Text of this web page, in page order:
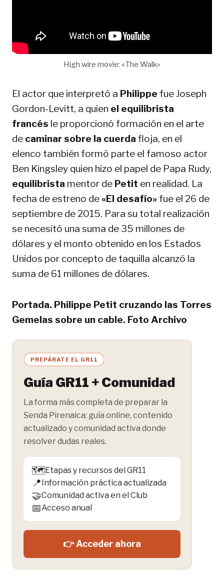
High wire movie: «The Walk»
El actor que interpretó a Philippe fue Joseph
Gordon-Levitt, a quien el equilibrista
francés le proporcionó formación en el arte
de caminar sobre la cuerda floja, en el
elenco también formó parte el famoso actor
Ben Kingsley quien hizo el papel de Papa Rudy,
equilibrista mentor de Petit en realidad. La
fecha de estreno de «El desafío» fue el 26 de
septiembre de 2015. Para su total realización
se necesitó una suma de 35 millones de
dólares y el monto obtenido en los Estados
Unidos por concepto de taquilla alcanzó la
suma de 61 millones de dólares.
Portada. Philippe Petit cruzando las Torres
Gemelas sobre un cable. Foto Archivo
PREPÁRATE EL GR11
Guía GR11 + Comunidad
La forma más completa de preparar la
Senda Pirenaica: guía online, contenido
actualizado y comunidad activa donde
resolver dudas reales.
🗺️Etapas y recursos del GR11
📍Información práctica actualizada
🤝Comunidad activa en el Club
📅Acceso anual
👉 Acceder ahora